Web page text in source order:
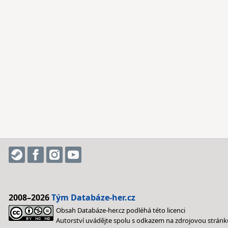
2008–2026Tým Databáze-her.cz
Obsah Databáze-her.cz podléhá této licenci
Autorství uvádějte spolu s odkazem na zdrojovou